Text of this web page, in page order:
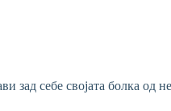
зад себе својата болка од